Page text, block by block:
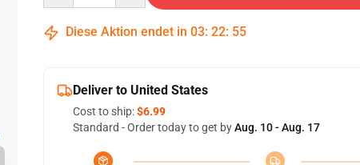
Diese Aktion endet in 03: 22: 54
Deliver to United States
Cost to ship:$6.99
Standard - Order today to get byAug. 10 - Aug. 17